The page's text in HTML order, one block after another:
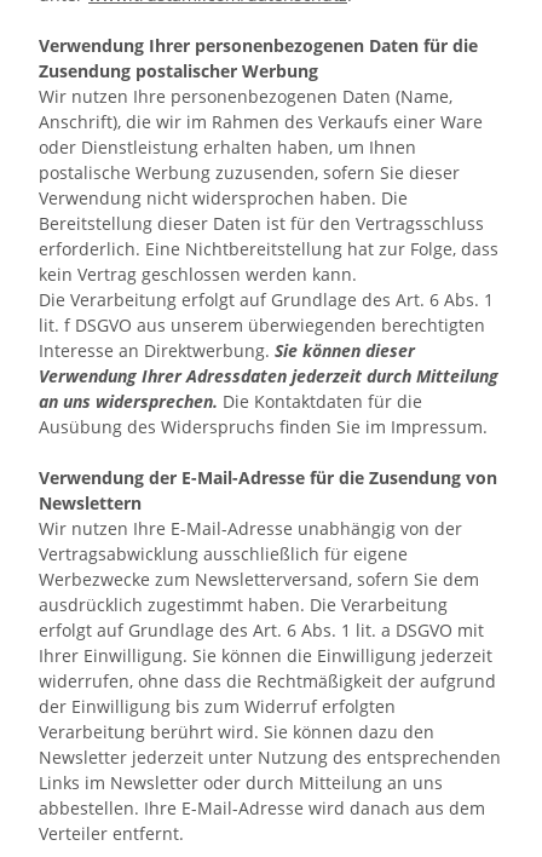
Verwendung Ihrer personenbezogenen Daten für die
Zusendung postalischer Werbung
Wir nutzen Ihre personenbezogenen Daten (Name,
Anschrift), die wir im Rahmen des Verkaufs einer Ware
oder Dienstleistung erhalten haben, um Ihnen
postalische Werbung zuzusenden, sofern Sie dieser
Verwendung nicht widersprochen haben. Die
Bereitstellung dieser Daten ist für den Vertragsschluss
erforderlich. Eine Nichtbereitstellung hat zur Folge, dass
kein Vertrag geschlossen werden kann.
Die Verarbeitung erfolgt auf Grundlage des Art. 6 Abs. 1
lit. f DSGVO aus unserem überwiegenden berechtigten
Interesse an Direktwerbung. Sie können dieser
Verwendung Ihrer Adressdaten jederzeit durch Mitteilung
an uns widersprechen. Die Kontaktdaten für die
Ausübung des Widerspruchs finden Sie im Impressum.
Verwendung der E-Mail-Adresse für die Zusendung von
Newslettern
Wir nutzen Ihre E-Mail-Adresse unabhängig von der
Vertragsabwicklung ausschließlich für eigene
Werbezwecke zum Newsletterversand, sofern Sie dem
ausdrücklich zugestimmt haben. Die Verarbeitung
erfolgt auf Grundlage des Art. 6 Abs. 1 lit. a DSGVO mit
Ihrer Einwilligung. Sie können die Einwilligung jederzeit
widerrufen, ohne dass die Rechtmäßigkeit der aufgrund
der Einwilligung bis zum Widerruf erfolgten
Verarbeitung berührt wird. Sie können dazu den
Newsletter jederzeit unter Nutzung des entsprechenden
Links im Newsletter oder durch Mitteilung an uns
abbestellen. Ihre E-Mail-Adresse wird danach aus dem
Verteiler entfernt.